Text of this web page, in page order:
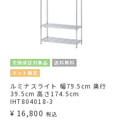
交換保証対象品
送料無料
ネット限定
ルミナスライト 幅79.5cm 奥行
39.5cm 高さ174.5cm
IHT804018-3
¥ 16,800 税込